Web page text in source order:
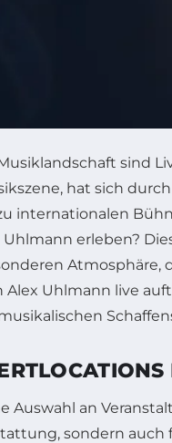
sind
hat sich
internationalen
erleben?
Atmosphäre,
Alex Uhlmann live
Auswahl an
sondern